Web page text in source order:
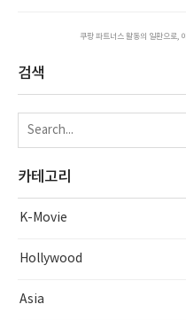
쿠팡 파트너스 활동의 일환으로,
검색
카테고리
K-Movie
Hollywood
Asia